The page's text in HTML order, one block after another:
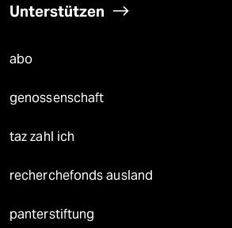
Unterstützen
abo
genossenschaft
taz zahl ich
recherchefonds ausland
panterstiftung